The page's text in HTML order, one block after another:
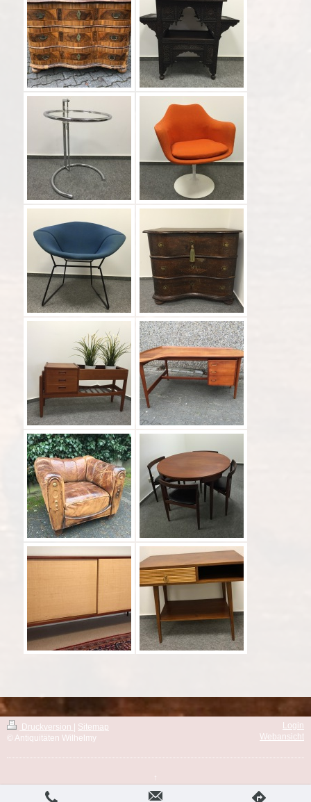
Druckversion
Sitemap
© Antiquitäten Wilhelmy
Login
Webansicht